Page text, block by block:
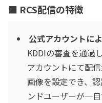
■ RCS配信の特徴
公式アカウントに
KDDIの審査を通過
アカウントにて配
画像を設定でき、
ンドユーザーが一